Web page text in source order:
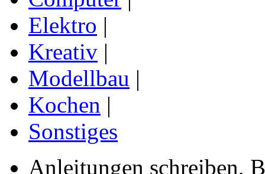
Elektro |
Kreativ |
Modellbau |
Kochen |
Sonstiges
Anleitungen schreiben,